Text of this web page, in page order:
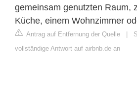
gemeinsam genutzten Raum,
Küche, einem Wohnzimmer
Antrag auf Entfernung der Quelle
vollständige Antwort auf airbnb.de an